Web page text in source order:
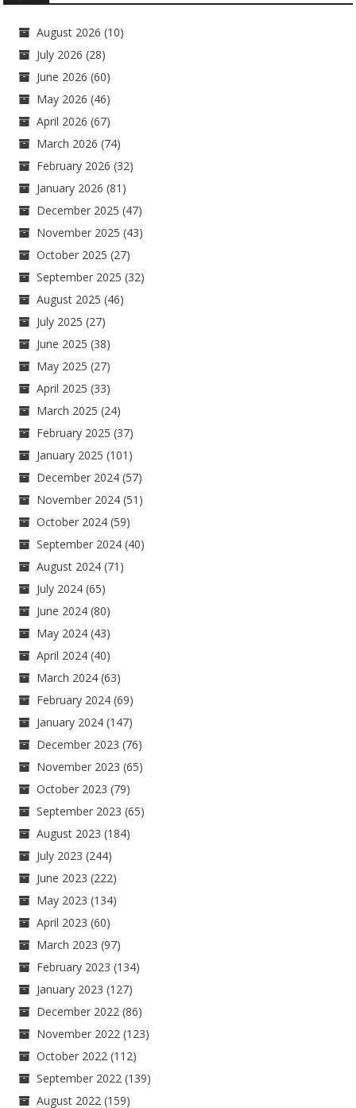
August 2026 (10)
July 2026 (28)
June 2026 (60)
May 2026 (46)
April 2026 (67)
March 2026 (74)
February 2026 (32)
January 2026 (81)
December 2025 (47)
November 2025 (43)
October 2025 (27)
September 2025 (32)
August 2025 (46)
July 2025 (27)
June 2025 (38)
May 2025 (27)
April 2025 (33)
March 2025 (24)
February 2025 (37)
January 2025 (101)
December 2024 (57)
November 2024 (51)
October 2024 (59)
September 2024 (40)
August 2024 (71)
July 2024 (65)
June 2024 (80)
May 2024 (43)
April 2024 (40)
March 2024 (63)
February 2024 (69)
January 2024 (147)
December 2023 (76)
November 2023 (65)
October 2023 (79)
September 2023 (65)
August 2023 (184)
July 2023 (244)
June 2023 (222)
May 2023 (134)
April 2023 (60)
March 2023 (97)
February 2023 (134)
January 2023 (127)
December 2022 (86)
November 2022 (123)
October 2022 (112)
September 2022 (139)
August 2022 (159)